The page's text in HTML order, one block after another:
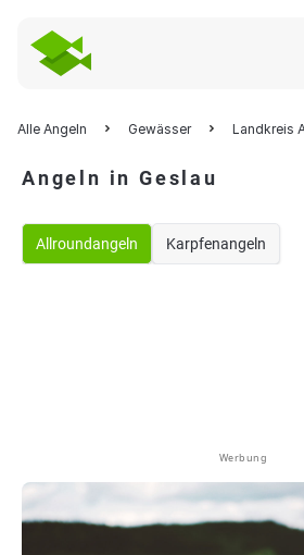
Alle Angeln Gewässer Landkreis
Angeln in Geslau
Allroundangeln Karpfenangeln
Werbung